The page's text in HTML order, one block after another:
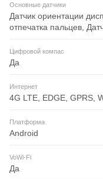
Основные датчики
Датчик ориентации
отпечатка пальцев,
Цифровой компас
Да
Интернет
4G LTE, EDGE, GPRS,
Платформа
Android
VoWi-Fi
Да